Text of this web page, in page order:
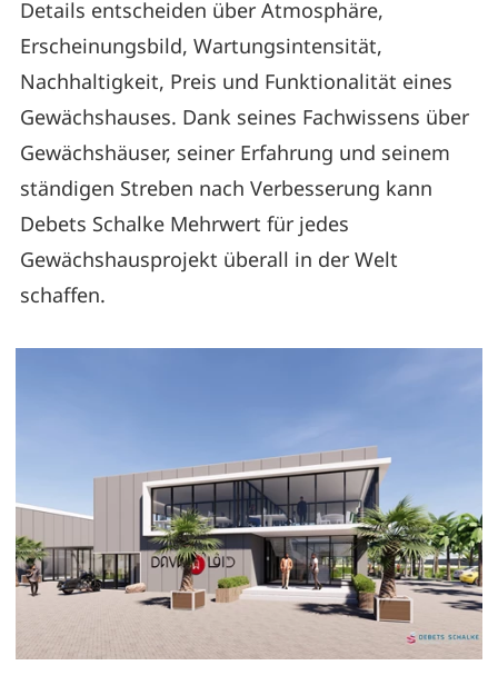
Details entscheiden über Atmosphäre,
Erscheinungsbild, Wartungsintensität,
Nachhaltigkeit, Preis und Funktionalität eines
Gewächshauses. Dank seines Fachwissens über
Gewächshäuser, seiner Erfahrung und seinem
ständigen Streben nach Verbesserung kann
Debets Schalke Mehrwert für jedes
Gewächshausprojekt überall in der Welt
schaffen.